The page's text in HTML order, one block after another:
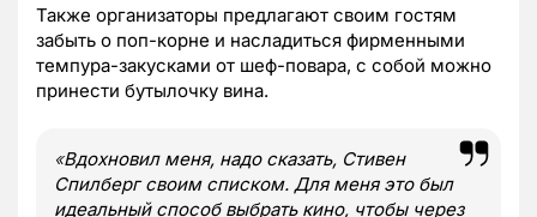
Также организаторы предлагают своим гостям
забыть о поп-корне и насладиться фирменными
темпура-закусками от шеф-повара, с собой можно
принести бутылочку вина.
«Вдохновил меня, надо сказать, Стивен
Спилберг своим списком. Для меня это был
идеальный способ выбрать кино, чтобы через